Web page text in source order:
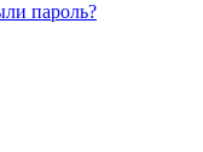
пароль?